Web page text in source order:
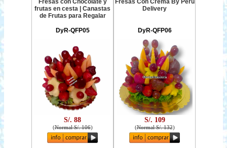
Fresas con Chocolate y
frutas en cesta | Canastas
de Frutas para Regalar
DyR-QFP05
S/. 88
(Normal S/. 106)
Fresas Con Crema By Peru
Delivery
DyR-QFP06
S/. 109
(Normal S/. 132)